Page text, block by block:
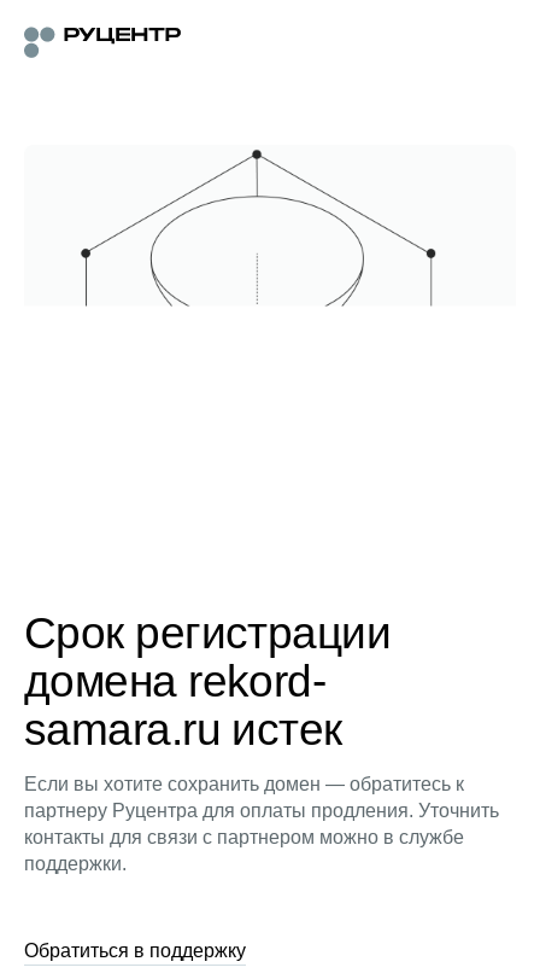
Срок регистрации
домена rekord-
samara.ru истек
Если вы хотите сохранить домен — обратитесь к
партнеру Руцентра для оплаты продления. Уточнить
контакты для связи с партнером можно в службе
поддержки.
Обратиться в поддержку